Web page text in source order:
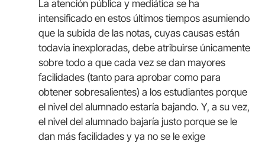
La atención pública y mediática se ha
intensificado en estos últimos tiempos asumiendo
que la subida de las notas, cuyas causas están
todavía inexploradas, debe atribuirse únicamente
sobre todo a que cada vez se dan mayores
facilidades (tanto para aprobar como para
obtener sobresalientes) a los estudiantes porque
el nivel del alumnado estaría bajando. Y, a su vez,
el nivel del alumnado bajaría justo porque se le
dan más facilidades y ya no se le exige